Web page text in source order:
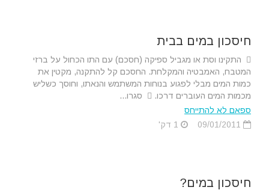
חיסכון במים בבית
 התקינו וסת או מגביל ספיקה (חסכם) עם התו הכחול על ברזי
המטבח, האמבטיה והמקלחת. החסכם קל להתקנה, מקטין את
כמות המים מבלי לפגוע בנוחות המשתמש והנאתו, וחוסך כשליש
מכמות המים העוברים דרכו.  סגרו...
ספאם לא להתייחס
חיסכון במים?